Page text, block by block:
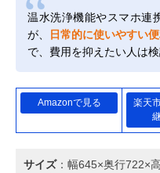
温水洗浄機能やスマホ連
が、
日常的に使いやすい
で、費用を抑えたい人は
Amazonで見る
楽天
サイズ：幅645×奥行722×